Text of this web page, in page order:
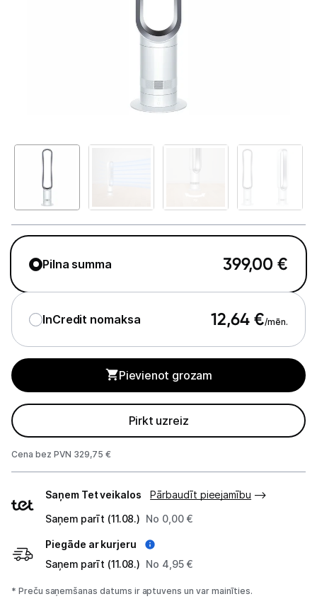
Telefoni, planšetdatori
Lielā tehnika
Mazā virtuves tehnika
Klimata iekārtas
Gaisa sildītāji
Gaisa mitrinātāji un aromatizētāji
Gaisa attīrītāji
Kondicionieri
Apģērbu kopšana
Pilna summa 399,00 €
InCredit nomaksa 12,64 €/mēn.
Pievienot grozam
Pirkt uzreiz
Cena bez PVN 329,75 €
veidi
Saņem Tet veikalos
Pārbaudīt pieejamību
Saņem parīt (11.08.) No 0,00 €
Piegāde ar kurjeru
Saņem parīt (11.08.) No 4,95 €
* Preču saņemšanas datums ir aptuvens un var mainīties.